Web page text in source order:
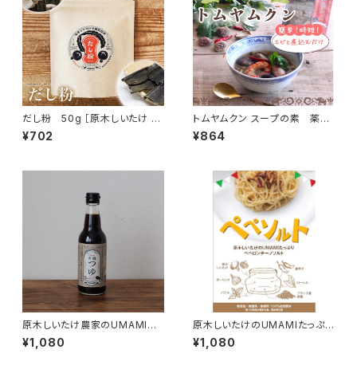
だし粉 50g ［原木しいたけ と
日高昆布 の粉末出汁］
¥702
トムヤムクン スープの素 薬膳
スパイスミックス
¥864
原木しいたけ農家のUMAMI
有機つゆ 「貫井園」×「弓削多
醤油」
¥1,080
原木しいたけのUMAMIたっぷり
ペペロンチーノソルト
¥1,080